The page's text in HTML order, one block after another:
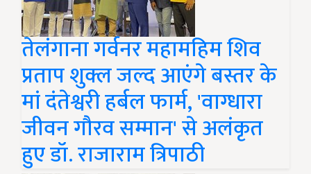
तेलंगाना गर्वनर महामहिम शिव
प्रताप शुक्ल जल्द आएंगे बस्तर के
मां दंतेश्वरी हर्बल फार्म, 'वाग्धारा
जीवन गौरव सम्मान' से अलंकृत
हुए डॉ. राजाराम त्रिपाठी